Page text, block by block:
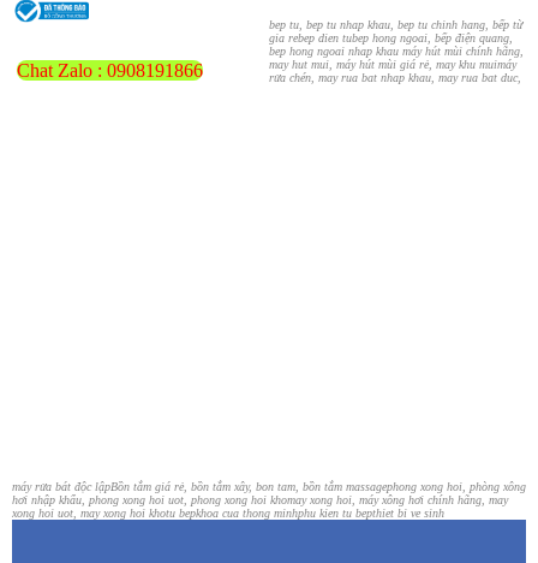
Chat Zalo : 0908191866
bep tu, bep tu nhap khau, bep tu chinh hang, bếp từ
gia rebep dien tubep hong ngoai, bếp điện quang,
bep hong ngoai nhap khau máy hút mùi chính hãng,
may hut mui, máy hút mùi giá rẻ, may khu muimáy
rửa chén, may rua bat nhap khau, may rua bat duc,
máy rửa bát độc lậpBồn tắm giá rẻ, bồn tắm xây, bon tam, bồn tắm massagephong xong hoi, phòng xông
hơi nhập khẩu, phong xong hoi uot, phong xong hoi khomay xong hoi, máy xông hơi chính hãng, may
xong hoi uot, may xong hoi khotu bepkhoa cua thong minhphu kien tu bepthiet bi ve sinh